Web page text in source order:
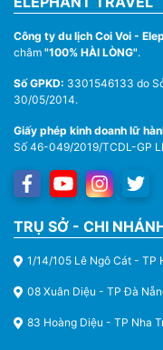
Công ty du lịch Coi Voi -
châm "100% HÀI LÒNG".
Số GPKD: 3301546133 do
30/05/2014.
Giấy phép kinh doanh lữ
Số 46-049/2019/TCDL-GP
TRỤ SỞ - CHI
1/14/105 Lê Ngô Cát - TP
08 Xuân Diệu - TP Đà
83 Hoàng Diệu - TP Nha